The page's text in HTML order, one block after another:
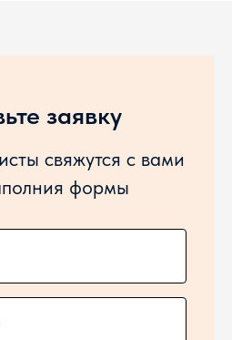
заявку
свяжутся с вами
формы